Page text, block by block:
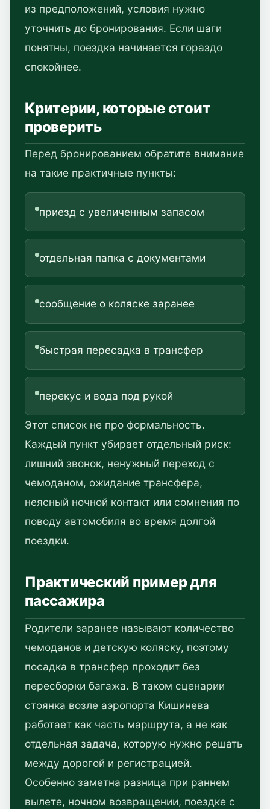
из предположений, условия нужно
уточнить до бронирования. Если шаги
понятны, поездка начинается гораздо
спокойнее.
Критерии, которые стоит
проверить
Перед бронированием обратите внимание
на такие практичные пункты:
приезд с увеличенным запасом
отдельная папка с документами
сообщение о коляске заранее
быстрая пересадка в трансфер
перекус и вода под рукой
Этот список не про формальность.
Каждый пункт убирает отдельный риск:
лишний звонок, ненужный переход с
чемоданом, ожидание трансфера,
неясный ночной контакт или сомнения по
поводу автомобиля во время долгой
поездки.
Практический пример для
пассажира
Родители заранее называют количество
чемоданов и детскую коляску, поэтому
посадка в трансфер проходит без
пересборки багажа. В таком сценарии
стоянка возле аэропорта Кишинева
работает как часть маршрута, а не как
отдельная задача, которую нужно решать
между дорогой и регистрацией.
Особенно заметна разница при раннем
вылете, ночном возвращении, поездке с